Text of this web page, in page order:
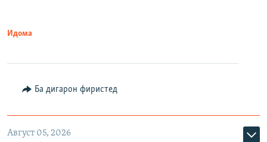
Идома
Ба дигарон фиристед
Август 05, 2026